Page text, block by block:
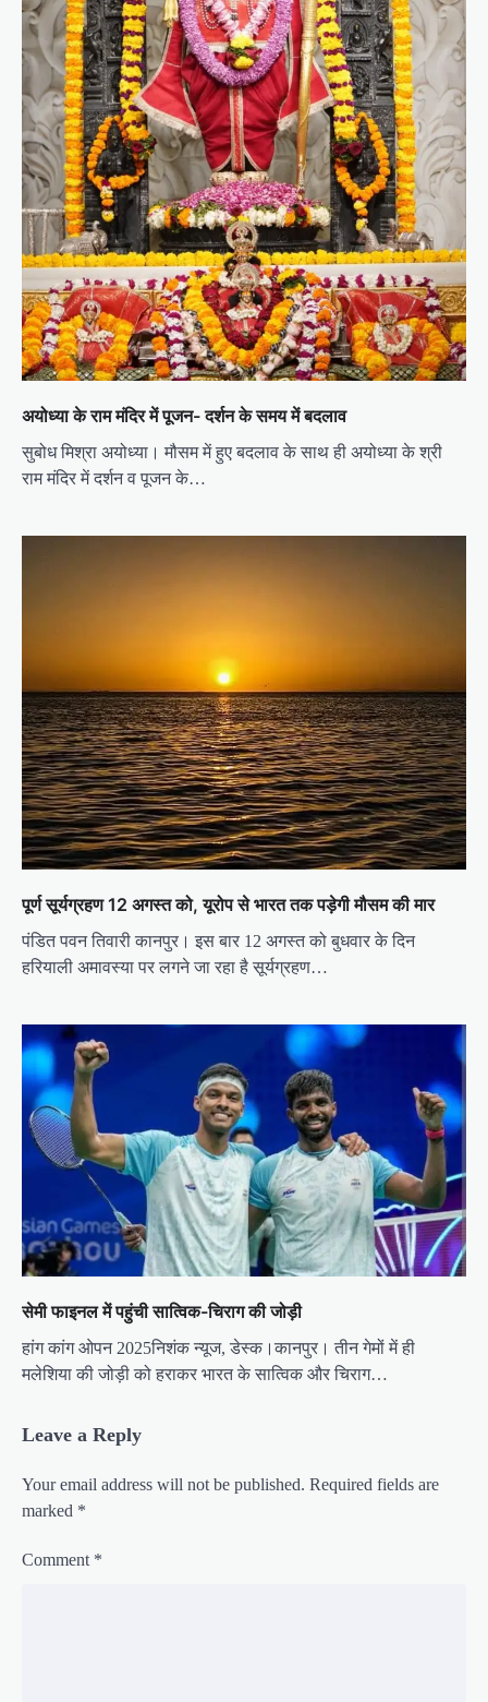
अयोध्या के राम मंदिर में पूजन- दर्शन के समय में बदलाव
सुबोध मिश्रा अयोध्या। मौसम में हुए बदलाव के साथ ही अयोध्या के श्री
राम मंदिर में दर्शन व पूजन के…
पूर्ण सूर्यग्रहण 12 अगस्त को, यूरोप से भारत तक पड़ेगी मौसम की मार
पंडित पवन तिवारी कानपुर। इस बार 12 अगस्त को बुधवार के दिन
हरियाली अमावस्या पर लगने जा रहा है सूर्यग्रहण…
सेमी फाइनल में पहुंची सात्विक-चिराग की जोड़ी
हांग कांग ओपन 2025निशंक न्यूज, डेस्क।कानपुर। तीन गेमों में ही
मलेशिया की जोड़ी को हराकर भारत के सात्विक और चिराग…
Leave a Reply
Your email address will not be published. Required fields are
marked *
Comment *